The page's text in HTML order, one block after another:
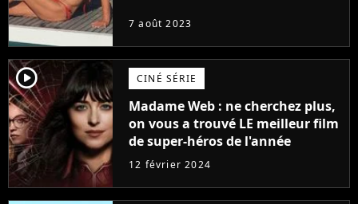
7 août 2023
player2 CINÉ SÉRIE
Madame Web : ne cherchez plus,
on vous a trouvé LE meilleur film
de super-héros de l'année
12 février 2024